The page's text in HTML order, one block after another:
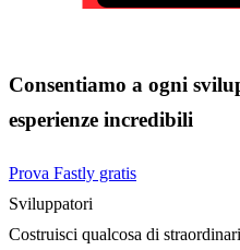
Consentiamo a ogni
esperienze incredibili
Prova Fastly gratis
Sviluppatori
Costruisci qualcosa di